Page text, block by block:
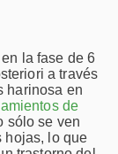
la fase de 6
a través
harinosa en
de
sólo se ven
hojas, lo que